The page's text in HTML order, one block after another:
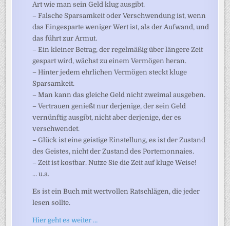
Art wie man sein Geld klug ausgibt.
– Falsche Sparsamkeit oder Verschwendung ist, wenn
das Eingesparte weniger Wert ist, als der Aufwand, und
das führt zur Armut.
– Ein kleiner Betrag, der regelmäßig über längere Zeit
gespart wird, wächst zu einem Vermögen heran.
– Hinter jedem ehrlichen Vermögen steckt kluge
Sparsamkeit.
– Man kann das gleiche Geld nicht zweimal ausgeben.
– Vertrauen genießt nur derjenige, der sein Geld
vernünftig ausgibt, nicht aber derjenige, der es
verschwendet.
– Glück ist eine geistige Einstellung, es ist der Zustand
des Geistes, nicht der Zustand des Portemonnaies.
– Zeit ist kostbar. Nutze Sie die Zeit auf kluge Weise!
… u.a.
Es ist ein Buch mit wertvollen Ratschlägen, die jeder
lesen sollte.
Hier geht es weiter …